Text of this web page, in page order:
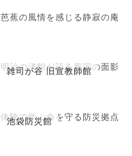
芭蕉の風情を感じる静寂の庵
雑司が谷 旧宣教師館
明治の洋館が語る異国の面影
池袋防災館
体験で学ぶ命を守る防災拠点